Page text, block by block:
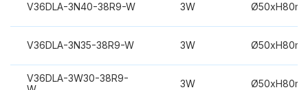
V36DLA-3N40-38R9-W 3W
V36DLA-3N35-38R9-W 3W
V36DLA-3W30-38R9-
3W